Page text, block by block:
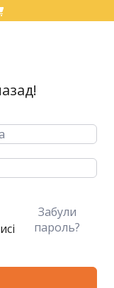
Забули
пароль?